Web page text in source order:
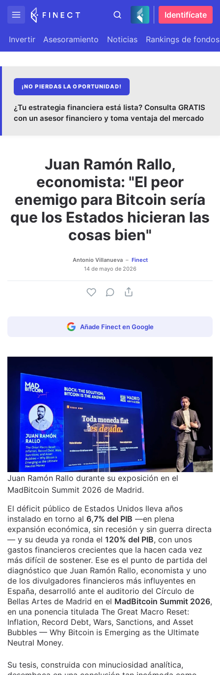
Identifícate
Invertir Asesoramiento Noticias Rankings de fondos
¡NO PIERDAS LA OPORTUNIDAD!
¿Tu estrategia financiera está lista? Consulta GRATIS
con un asesor financiero y toma ventaja del mercado
Juan Ramón Rallo,
economista: "El peor
enemigo para Bitcoin sería
que los Estados hicieran las
cosas bien"
Antonio Villanueva
Finect
14 de mayo de 2026
Añade Finect en Google
Juan Ramón Rallo durante su exposición en el
MadBitcoin Summit 2026 de Madrid.
El déficit público de Estados Unidos lleva años
instalado en torno al 6,7% del PIB —en plena
expansión económica, sin recesión y sin guerra directa
— y su deuda ya ronda el 120% del PIB, con unos
gastos financieros crecientes que la hacen cada vez
más difícil de sostener. Ese es el punto de partida del
diagnóstico que Juan Ramón Rallo, economista y uno
de los divulgadores financieros más influyentes en
España, desarrolló ante el auditorio del Círculo de
Bellas Artes de Madrid en el MadBitcoin Summit 2026,
en una ponencia titulada The Great Macro Reset:
Inflation, Record Debt, Wars, Sanctions, and Asset
Bubbles — Why Bitcoin is Emerging as the Ultimate
Neutral Money.
Su tesis, construida con minuciosidad analítica,